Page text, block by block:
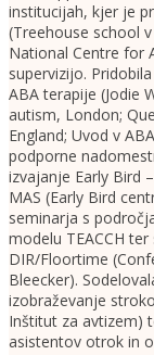
institucijah, kjer je
(Treehouse school
National Centre for
supervizijo.
ABA terapije (Jodie
autism, London;
England; Uvod v
podporne
izvajanje Early Bird
MAS (Early Bird
seminarja s
modelu TEACCH
DIR/Floortime
Bleecker).
izobraževanje
Inštitut za avtizem)
asistentov otrok in